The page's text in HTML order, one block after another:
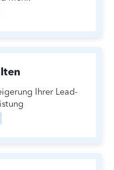
Ihrer Lead-